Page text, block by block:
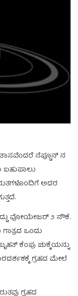
ನೆಪ್ಚೂನ್ ನ
ಅದರ
ವೋಯೇಜರ್ ೨ ನೌಕೆ.
ಒಂದು
ಕೆಂಪು ಚುಕ್ಕೆಯನ್ನು
ಗ್ರಹದ ಮೇಲೆ
ಗ್ರಹದ